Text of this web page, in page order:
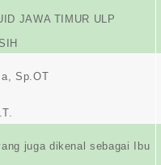
JAWA TIMUR ULP
Sp.OT
juga dikenal sebagai Ibu